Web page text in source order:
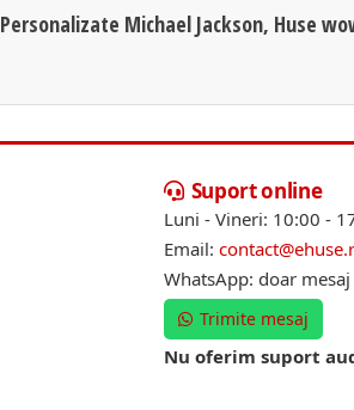
Michael Jackson, Huse
Suport online
Luni - Vineri: 10:00 -
Email:
WhatsApp: doar
Trimite mesaj
Nu oferim suport